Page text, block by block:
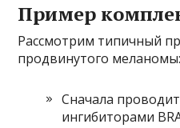
Пример
Рассмотрим типичный
продвинутого меланомы:
Сначала
ингибиторами